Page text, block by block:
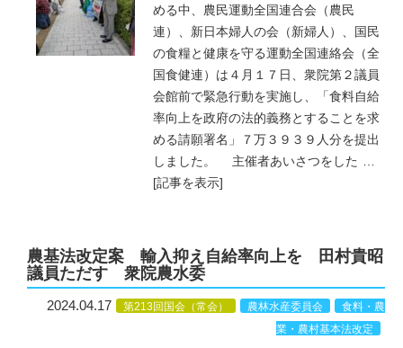
める中、農民運動全国連合会（農民
連）、新日本婦人の会（新婦人）、国民
の食糧と健康を守る運動全国連絡会（全
国食健連）は４月１７日、衆院第２議員
会館前で緊急行動を実施し、「食料自給
率向上を政府の法的義務とすることを求
める請願署名」７万３９３９人分を提出
しました。 主催者あいさつをした …
[記事を表示]
農基法改定案 輸入抑え自給率向上を 田村貴昭
議員ただす 衆院農水委
2024.04.17 第213回国会（常会） 農林水産委員会
食料・農
業・農村基本法改定